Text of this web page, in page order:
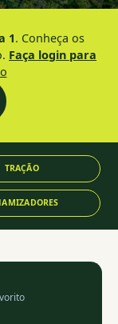
1. Conheça os
Faça login para
TRAÇÃO